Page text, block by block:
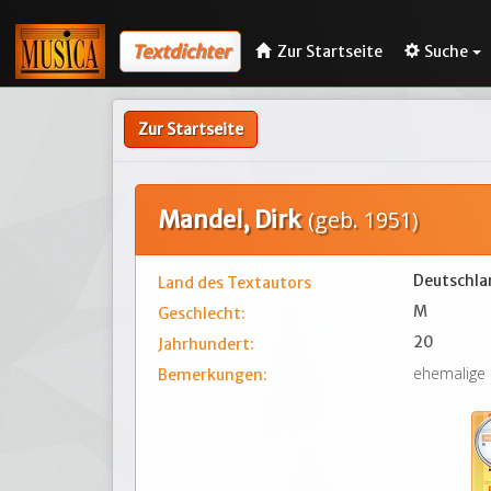
Textdichter Zur Startseite Suche
Zur Startseite
Mandel, Dirk(geb. 1951)
Land des Textautors
Geschlecht:
M
Jahrhundert:
20
Bemerkungen:
ehemalige